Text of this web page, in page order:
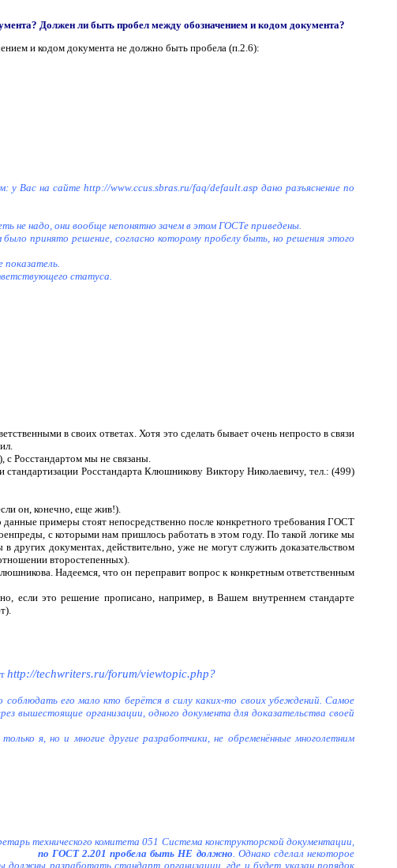
Должен ли быть пробел между обозначением и кодом документа?
и кодом документа не должно быть пробела (п.2.6):
у Вас на сайте http://www.ccus.sbras.ru/faq/default.asp дано разъяснение по
не надо, они вообще непонятно зачем в этом ГОСТе приведены.
принято решение, согласно которому пробелу быть, но решения этого
показатель.
статуса.
в своих ответах. Хотя это сделать бывает очень непросто в связи
Росстандартом мы не связаны.
Росстандарта Клюшникову Виктору Николаевичу, тел.: (499)
он, конечно, еще жив!).
примеры стоят непосредственно после конкретного требования ГОСТ
с которыми нам пришлось работать в этом году. По такой логике мы
документах, действительно, уже не могут служить доказательством
второстепенных).
Надеемся, что он переправит вопрос к конкретным ответственным
если это решение прописано, например, в Вашем внутреннем стандарте
http://techwriters.ru/forum/viewtopic.php?
его мало кто берётся в силу каких-то своих убеждений. Самое
вышестоящие организации, одного документа для доказательства своей
я, но и многие другие разработчики, не обременённые многолетним
технического комитета 051 Система конструкторской документации,
по ГОСТ 2.201 пробела быть НЕ должно. Однако сделал некоторое
разработать стандарт организации, где и будет указан порядок